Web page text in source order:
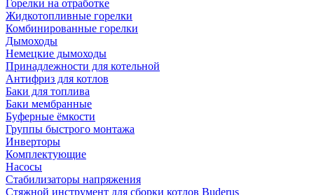
Горелки на отработке
Жидкотопливные горелки
Комбинированные горелки
Дымоходы
Немецкие дымоходы
Принадлежности для котельной
Антифриз для котлов
Баки для топлива
Баки мембранные
Буферные ёмкости
Группы быстрого монтажа
Инверторы
Комплектующие
Насосы
Стабилизаторы напряжения
Стяжной инструмент для сборки котлов Buderus